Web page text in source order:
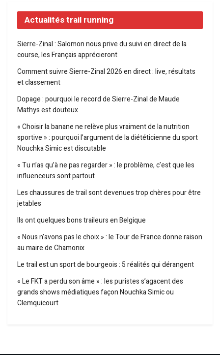
Actualités trail running
Sierre-Zinal : Salomon nous prive du suivi en direct de la
course, les Français apprécieront
Comment suivre Sierre-Zinal 2026 en direct : live, résultats
et classement
Dopage : pourquoi le record de Sierre-Zinal de Maude
Mathys est douteux
« Choisir la banane ne relève plus vraiment de la nutrition
sportive » : pourquoi l’argument de la diététicienne du sport
Nouchka Simic est discutable
« Tu n’as qu’à ne pas regarder » : le problème, c’est que les
influenceurs sont partout
Les chaussures de trail sont devenues trop chères pour être
jetables
Ils ont quelques bons traileurs en Belgique
« Nous n’avons pas le choix » : le Tour de France donne raison
au maire de Chamonix
Le trail est un sport de bourgeois : 5 réalités qui dérangent
« Le FKT a perdu son âme » : les puristes s’agacent des
grands shows médiatiques façon Nouchka Simic ou
Clemquicourt